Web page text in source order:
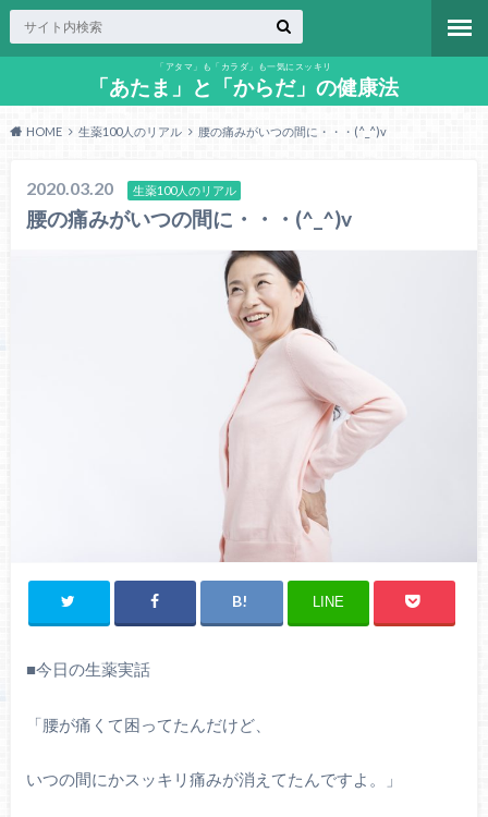
「アタマ」も「カラダ」も一気にスッキリ
「あたま」と「からだ」の健康法
HOME 生薬100人のリアル 腰の痛みがいつの間に・・・(^_^)v
2020.03.20 生薬100人のリアル
腰の痛みがいつの間に・・・(^_^)v
LINE
■今日の生薬実話
「腰が痛くて困ってたんだけど、
いつの間にかスッキリ痛みが消えてたんですよ。」